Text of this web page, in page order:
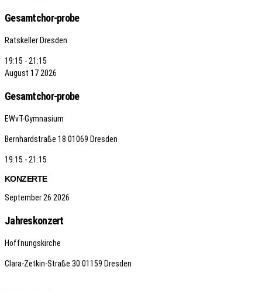
Gesamtchor-probe
Ratskeller Dresden
19:15 - 21:15
August 172026
Gesamtchor-probe
EWvT-Gymnasium
Bernhardstraße 18 01069 Dresden
19:15 - 21:15
KONZERTE
September26 2026
Jahreskonzert
Hoffnungskirche
Clara-Zetkin-Straße 30 01159 Dresden